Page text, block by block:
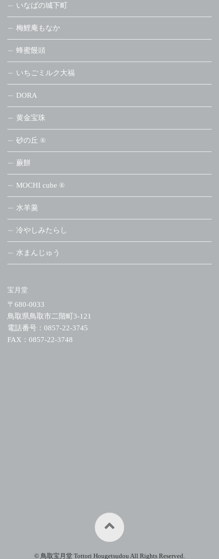
いなばの城下町
梅鯉庵もなか
蜂蜜饅頭
いちごミルク大福
DORA
黄金宝珠
砂の丘 ®
蕨餅
MOCHI cube ®
水羊羹
冷やしみたらし
水まんじゅう
宝月堂
〒680-0033
鳥取県鳥取市二階町3-121
電話番号：0857-22-3745
FAX：0857-22-3748
© 鳥取宝月堂 Tottori Hougetsudou All Rights Reserved.